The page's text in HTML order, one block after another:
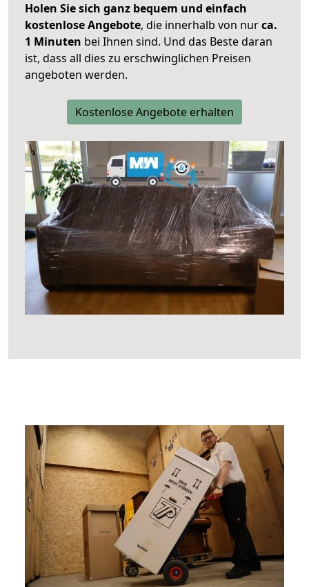
Holen Sie sich ganz bequem und einfach
kostenlose Angebote, die innerhalb von nurca.
1 Minuten bei Ihnen sind. Und das Beste daran
ist, dass all dies zu erschwinglichen Preisen
angeboten werden.
Kostenlose Angebote erhalten